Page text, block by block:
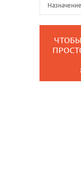
Назначение